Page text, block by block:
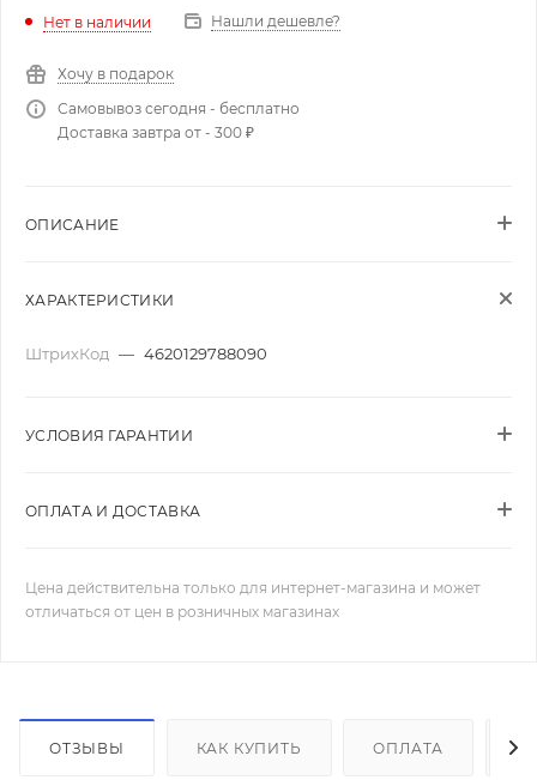
Нет в наличии Нашли дешевле?
Хочу в подарок
Самовывоз сегодня - бесплатно
Доставка завтра от - 300 ₽
ОПИСАНИЕ
ХАРАКТЕРИСТИКИ
ШтрихКод — 4620129788090
УСЛОВИЯ ГАРАНТИИ
ОПЛАТА И ДОСТАВКА
Цена действительна только для интернет-магазина и может
отличаться от цен в розничных магазинах
ОТЗЫВЫ КАК КУПИТЬ ОПЛАТА